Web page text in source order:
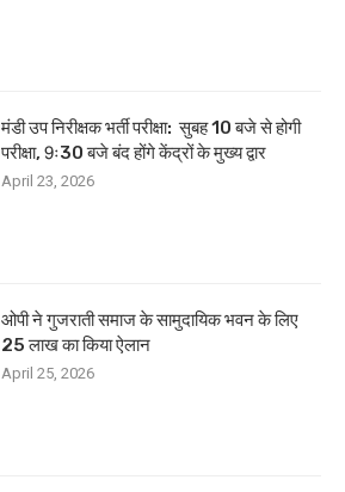
मंडी उप निरीक्षक भर्ती परीक्षा: सुबह 10 बजे से होगी
परीक्षा, 9ः30 बजे बंद होंगे केंद्रों के मुख्य द्वार
April 23, 2026
ओपी ने गुजराती समाज के सामुदायिक भवन के लिए
25 लाख का किया ऐलान
April 25, 2026